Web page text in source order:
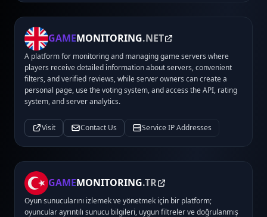
GAMEMONITORING.NET
A platform for monitoring and managing game servers where
players receive detailed information about servers, convenient
filters, and verified reviews, while server owners can create a
personal page, use the voting system, and access the API, rating
system, and server analytics.
Visit Contact Us Service IP Addresses
GAMEMONITORING.TR
Oyun sunucularını izlemek ve yönetmek için bir platform;
oyuncular ayrıntılı sunucu bilgileri, uygun filtreler ve doğrulanmış